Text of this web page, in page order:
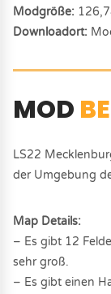
Modgröße:
Downloadort:
MOD
LS22
der Umgebung
Map Details:
– Es gibt 12
sehr groß.
– Es gibt einen